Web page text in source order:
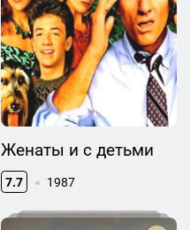
Женаты и с детьми
7.7 1987